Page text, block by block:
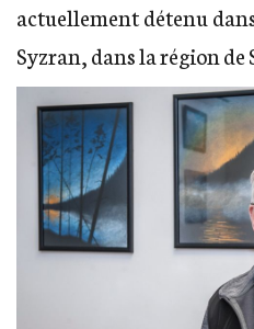
actuellement détenu
Syzran, dans la région de